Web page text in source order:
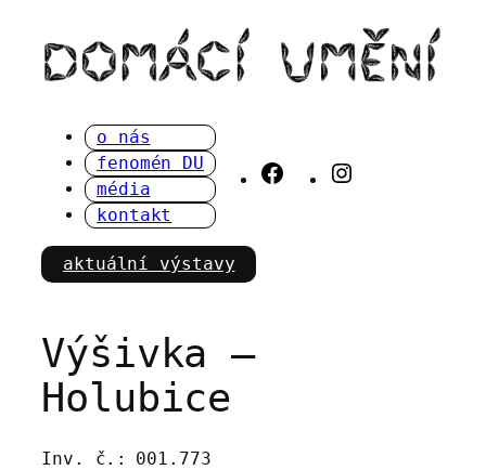
obsah
o nás
fenomén DU
média
kontakt
Facebook
aktuální výstavy
Výšivka –
Holubice
Inv. č.: 001.773